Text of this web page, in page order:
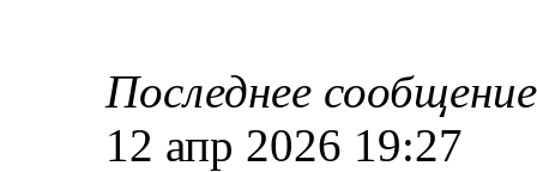
Последнее сообщение
12 апр 2026 19:27